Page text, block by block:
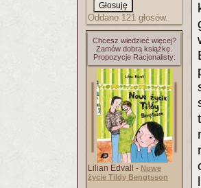
Oddano 121 głosów.
Chcesz wiedzieć więcej?
Zamów dobrą książkę.
Propozycje Racjonalisty:
Lilian Edvall - Nowe
życie Tildy Bengtsson